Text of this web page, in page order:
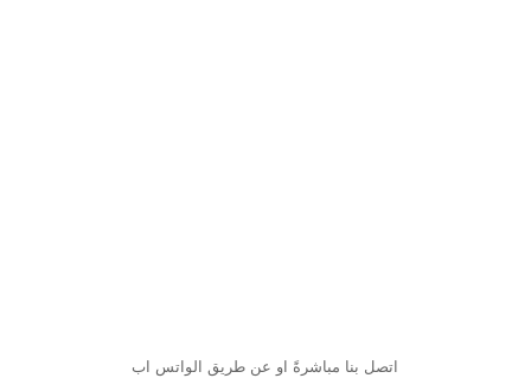
اتصل بنا مباشرةً او عن طريق الواتس اب